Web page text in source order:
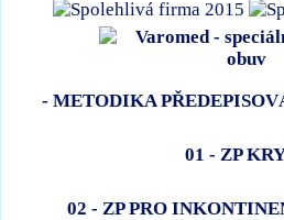
- METODIKA
01 - ZP
02 - ZP PRO